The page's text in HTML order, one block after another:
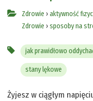
Zdrowie › aktywność
Zdrowie › sposoby na
jak prawidłowo
stany lękowe
Żyjesz w ciągłym